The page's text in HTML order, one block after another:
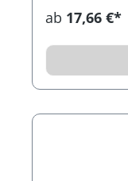
Karabinerhaken.
ab 17,66 €*